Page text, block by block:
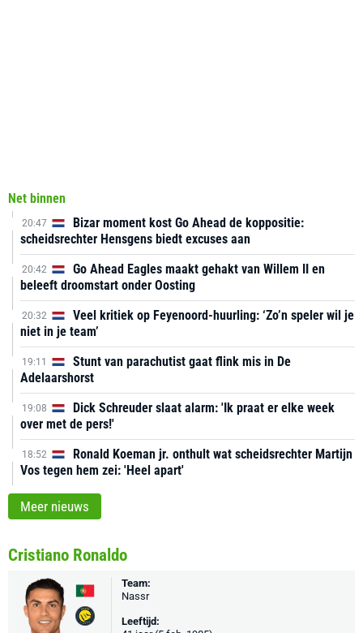
Net binnen
20:47
Bizar moment kost Go Ahead de koppositie:
scheidsrechter Hensgens biedt excuses aan
20:42
Go Ahead Eagles maakt gehakt van Willem II en
beleeft droomstart onder Oosting
20:32
Veel kritiek op Feyenoord-huurling: ‘Zo’n speler wil je
niet in je team’
19:11
Stunt van parachutist gaat flink mis in De
Adelaarshorst
19:08
Dick Schreuder slaat alarm: 'Ik praat er elke week
over met de pers!'
18:52
Ronald Koeman jr. onthult wat scheidsrechter Martijn
Vos tegen hem zei: 'Heel apart'
Meer nieuws
Cristiano Ronaldo
Team:
Nassr
Leeftijd: